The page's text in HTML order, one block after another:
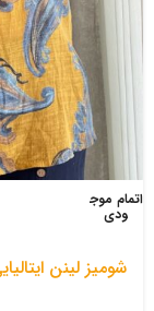
اتمام موج
ودی
شومیز لینن